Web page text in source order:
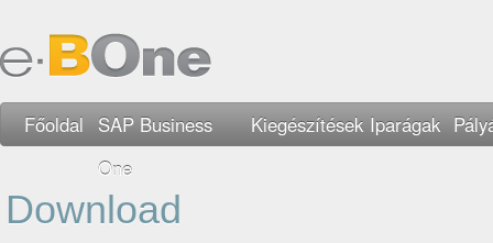
Főoldal
SAP Business
One
Kiegészítések Iparágak
Download